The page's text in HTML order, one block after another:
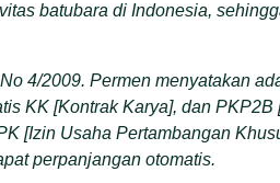
batubara di Indonesia,
4/2009. Permen menyatakan
KK [Kontrak Karya], dan PKP2B
[Izin Usaha Pertambangan
perpanjangan otomatis.